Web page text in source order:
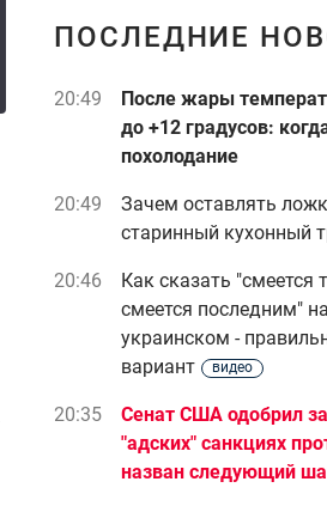
ПОСЛЕДНИЕ
20:49
После жары
до +12 градусов:
похолодание
20:49
Зачем оставлять
старинный кухонный
20:46
Как сказать "смеется
смеется последним" на
украинском -
вариант
видео
20:35
Сенат США одобрил
"адских" санкциях
назван следующий